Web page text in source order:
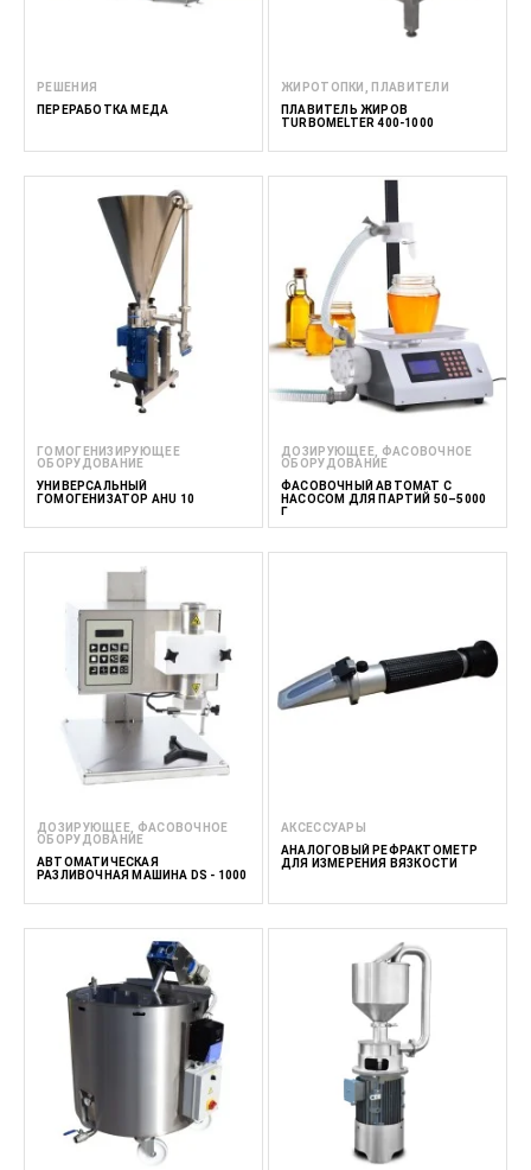
РЕШЕНИЯ
ПЕРЕРАБОТКА МЕДА
ЖИРОТОПКИ, ПЛАВИТЕЛИ
ПЛАВИТЕЛЬ ЖИРОВ
TURBOMELTER 400-1000
ГОМОГЕНИЗИРУЮЩЕЕ
ОБОРУДОВАНИЕ
УНИВЕРСАЛЬНЫЙ
ГОМОГЕНИЗАТОР AHU 10
ДОЗИРУЮЩЕЕ, ФАСОВОЧНОЕ
ОБОРУДОВАНИЕ
ФАСОВОЧНЫЙ АВТОМАТ С
НАСОСОМ ДЛЯ ПАРТИЙ 50–5000
Г
ДОЗИРУЮЩЕЕ, ФАСОВОЧНОЕ
ОБОРУДОВАНИЕ
АВТОМАТИЧЕСКАЯ
РАЗЛИВОЧНАЯ МАШИНА DS - 1000
АКСЕССУАРЫ
АНАЛОГОВЫЙ РЕФРАКТОМЕТР
ДЛЯ ИЗМЕРЕНИЯ ВЯЗКОСТИ